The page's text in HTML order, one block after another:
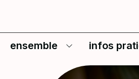
ensemble infos